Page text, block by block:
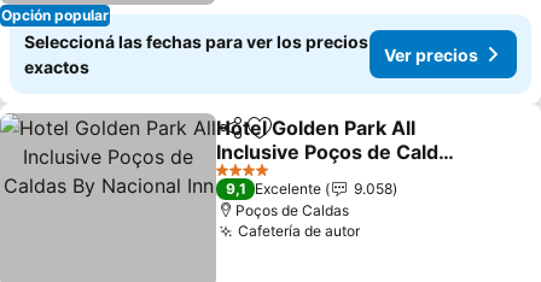
Opción popular
Seleccioná las fechas para ver los precios
exactos
Ver precios
CompartirAñadir a favoritos
Hotel Golden Park All
Inclusive Poços de Caldas
By Nacional Inn
4 Estrellas
9,1 Excelente
9.058
Poços de Caldas
Cafetería de autor